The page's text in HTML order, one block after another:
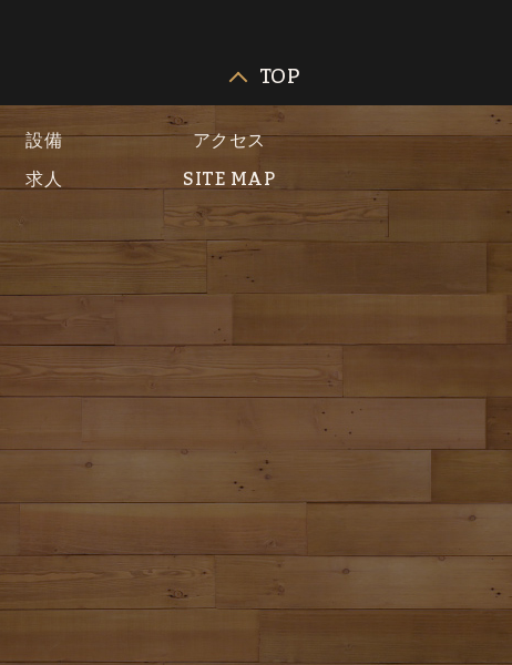
TOP
設備
アクセス
求人 SITE MAP